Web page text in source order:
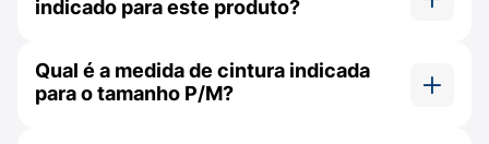
confiança.
garantindo conforto tanto para o corpo
indicado para este produto?
incontinência urinária moderada.
Qual é a medida de cintura indicada
para o tamanho P/M?